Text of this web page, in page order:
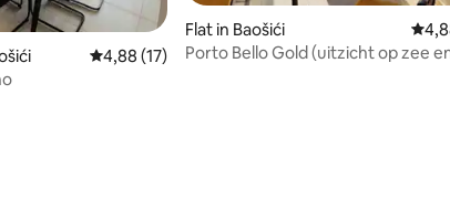
Gemiddelde beoordeling van 4,88 op 5, 17
4,88 (17)
Flat in Baošići
Porto Bello Gold (uitzicht op zee